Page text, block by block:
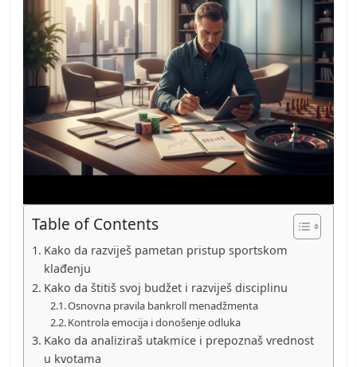
Table of Contents
Kako da razviješ pametan pristup sportskom
klađenju
Kako da štitiš svoj budžet i razviješ disciplinu
Osnovna pravila bankroll menadžmenta
Kontrola emocija i donošenje odluka
Kako da analiziraš utakmice i prepoznaš vrednost
u kvotama